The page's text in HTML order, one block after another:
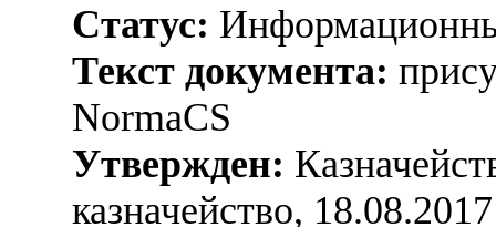
Статус:
Текст документа:
NormaCS
Утвержден:
казначейство, 18.08.2017